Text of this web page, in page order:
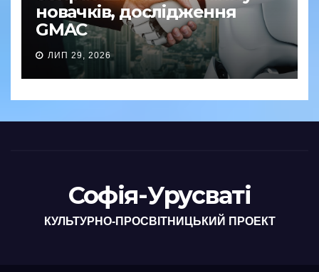
новачків, дослідження
GMAC
ЛИП 29, 2026
Софія-Урусваті
КУЛЬТУРНО-ПРОСВІТНИЦЬКИЙ ПРОЕКТ